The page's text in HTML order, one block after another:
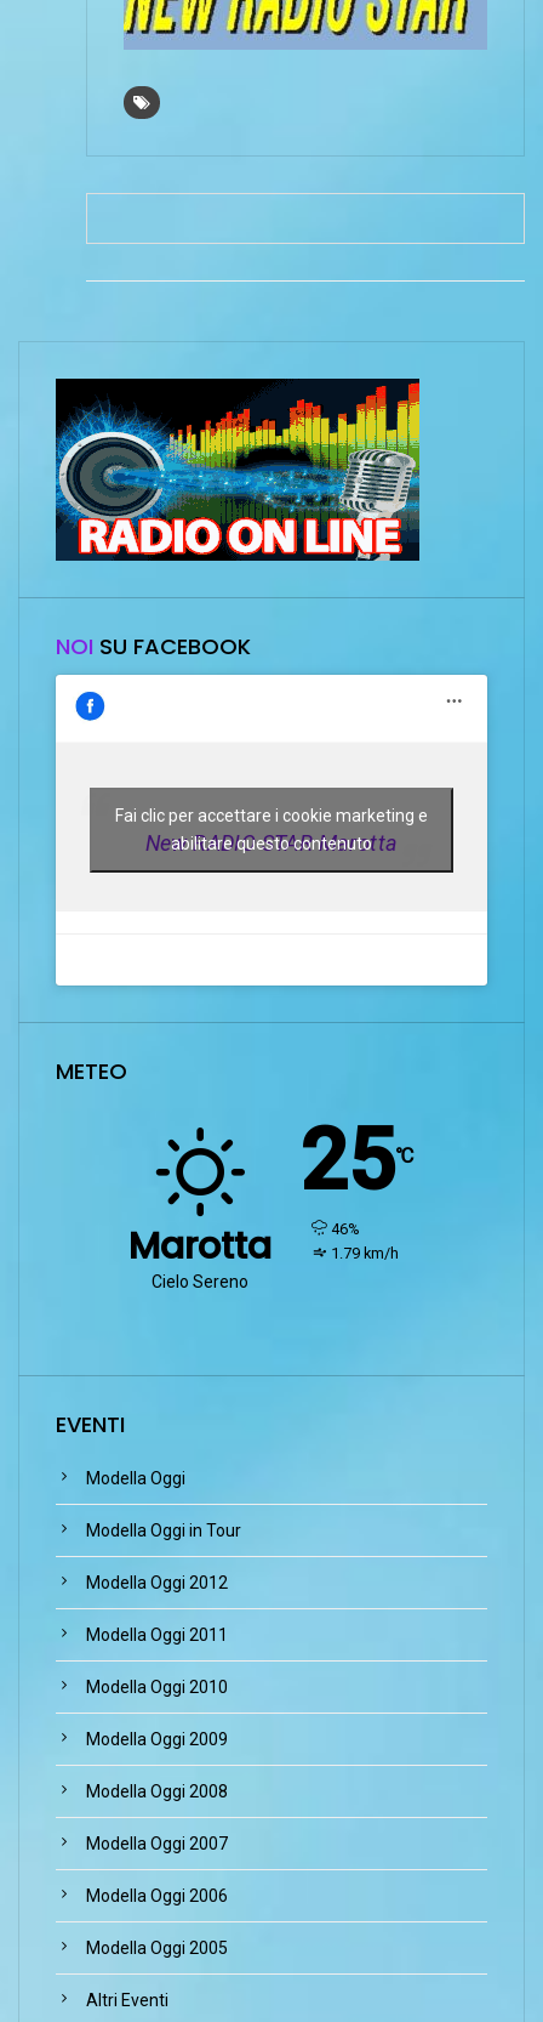
NOI SU FACEBOOK
New RADIO STAR Marotta
Fai clic per accettare i cookie marketing e
abilitare questo contenuto
METEO
Marotta
Cielo Sereno
25℃
humidity:
46%
wind:
1.79 km/h
EVENTI
Modella Oggi
Modella Oggi in Tour
Modella Oggi 2012
Modella Oggi 2011
Modella Oggi 2010
Modella Oggi 2009
Modella Oggi 2008
Modella Oggi 2007
Modella Oggi 2006
Modella Oggi 2005
Altri Eventi